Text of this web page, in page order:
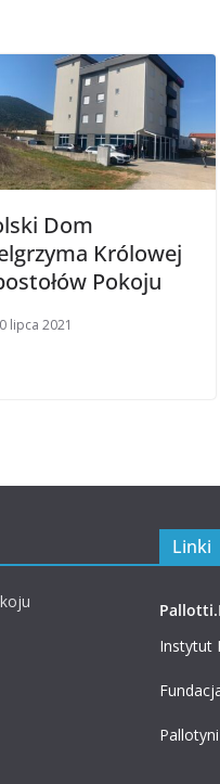
Dom
Królowej
Pokoju
lipca 2021
Linki
Instytut